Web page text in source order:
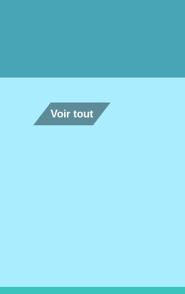
Voir tout